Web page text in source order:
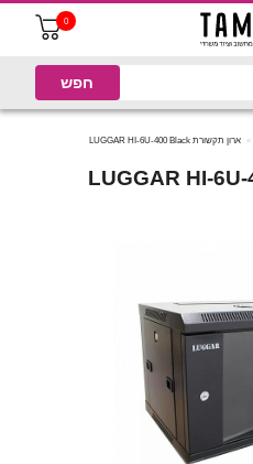
0
ארון תקשורת LUGGAR HI-6U-400 Black